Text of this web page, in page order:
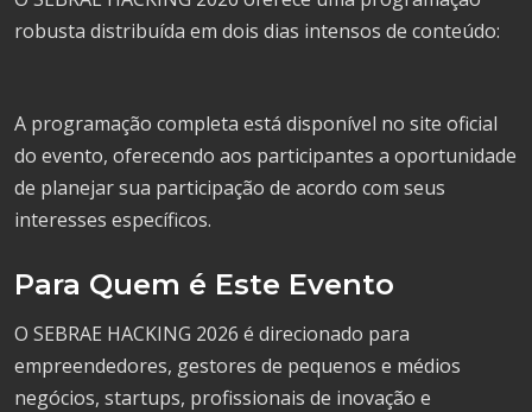
robusta distribuída em dois dias intensos de conteúdo:
A programação completa está disponível no site oficial
do evento, oferecendo aos participantes a oportunidade
de planejar sua participação de acordo com seus
interesses específicos.
Para Quem é Este Evento
O SEBRAE HACKING 2026 é direcionado para
empreendedores, gestores de pequenos e médios
negócios, startups, profissionais de inovação e